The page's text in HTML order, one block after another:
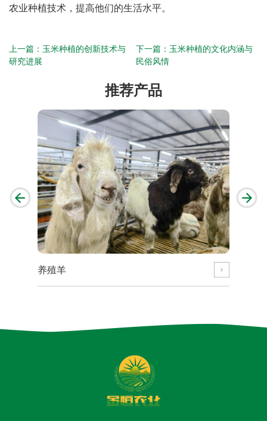
农业种植技术，提高他们的生活水平。
上一篇： 玉米种植的创新技术与
研究进展
下一篇： 玉米种植的文化内涵与
民俗风情
推荐产品
养殖羊